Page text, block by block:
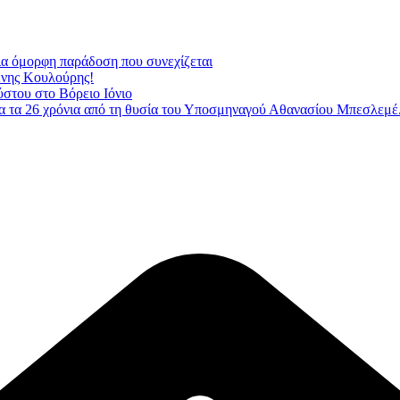
όμορφη παράδοση που συνεχίζεται
Κουλούρης!
στο Βόρειο Ιόνιο
26 χρόνια από τη θυσία του Υποσμηναγού Αθανασίου